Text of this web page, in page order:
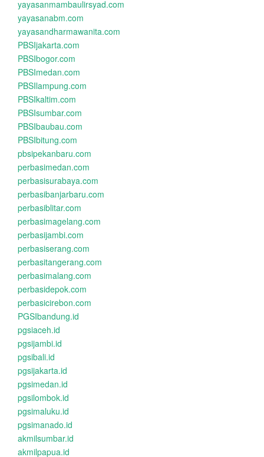
yayasanmambaulirsyad.com
yayasanabm.com
yayasandharmawanita.com
PBSIjakarta.com
PBSIbogor.com
PBSImedan.com
PBSIlampung.com
PBSIkaltim.com
PBSIsumbar.com
PBSIbaubau.com
PBSIbitung.com
pbsipekanbaru.com
perbasimedan.com
perbasisurabaya.com
perbasibanjarbaru.com
perbasiblitar.com
perbasimagelang.com
perbasijambi.com
perbasiserang.com
perbasitangerang.com
perbasimalang.com
perbasidepok.com
perbasicirebon.com
PGSIbandung.id
pgsiaceh.id
pgsijambi.id
pgsibali.id
pgsijakarta.id
pgsimedan.id
pgsilombok.id
pgsimaluku.id
pgsimanado.id
akmilsumbar.id
akmilpapua.id